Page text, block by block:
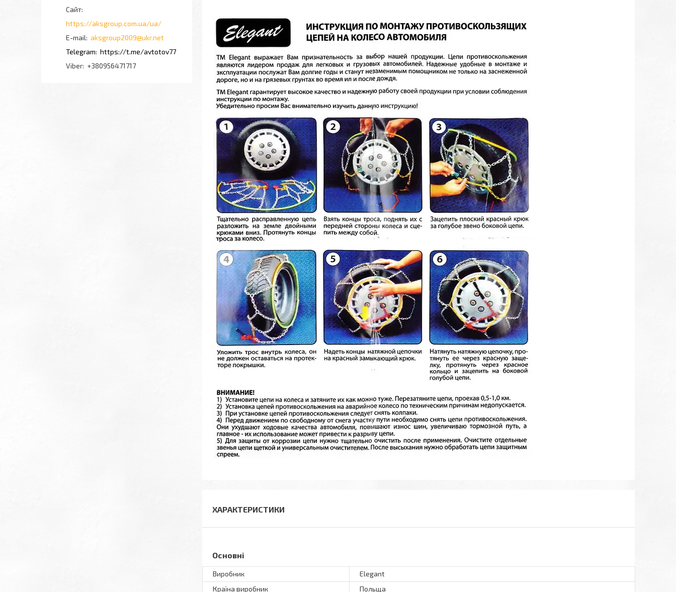
ХАРАКТЕРИСТИКИ
Основні
Виробник
Elegant
Країна виробник
Польща
https://aksgroup.com.ua/ua/
aksgroup2009@ukr.net
https://t.me/avtotov77
+380956471717